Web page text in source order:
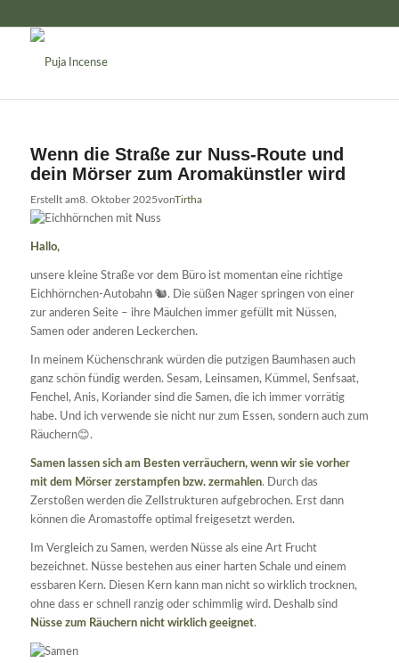
Wenn die Straße zur Nuss-Route und
dein Mörser zum Aromakünstler wird
Erstellt am8. Oktober 2025vonTirtha
Hallo,
unsere kleine Straße vor dem Büro ist momentan eine richtige
Eichhörnchen-Autobahn 🐿️. Die süßen Nager springen von einer
zur anderen Seite – ihre Mäulchen immer gefüllt mit Nüssen,
Samen oder anderen Leckerchen.
In meinem Küchenschrank würden die putzigen Baumhasen auch
ganz schön fündig werden. Sesam, Leinsamen, Kümmel, Senfsaat,
Fenchel, Anis, Koriander sind die Samen, die ich immer vorrätig
habe. Und ich verwende sie nicht nur zum Essen, sondern auch zum
Räuchern😊.
Samen lassen sich am Besten verräuchern, wenn wir sie vorher
mit dem Mörser zerstampfen bzw. zermahlen. Durch das
Zerstoßen werden die Zellstrukturen aufgebrochen. Erst dann
können die Aromastoffe optimal freigesetzt werden.
Im Vergleich zu Samen, werden Nüsse als eine Art Frucht
bezeichnet. Nüsse bestehen aus einer harten Schale und einem
essbaren Kern. Diesen Kern kann man nicht so wirklich trocknen,
ohne dass er schnell ranzig oder schimmlig wird. Deshalb sind
Nüsse zum Räuchern nicht wirklich geeignet.